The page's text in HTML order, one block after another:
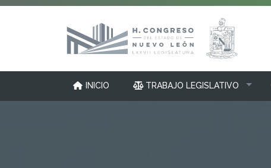
INICIO TRABAJO LEGISLATIVO